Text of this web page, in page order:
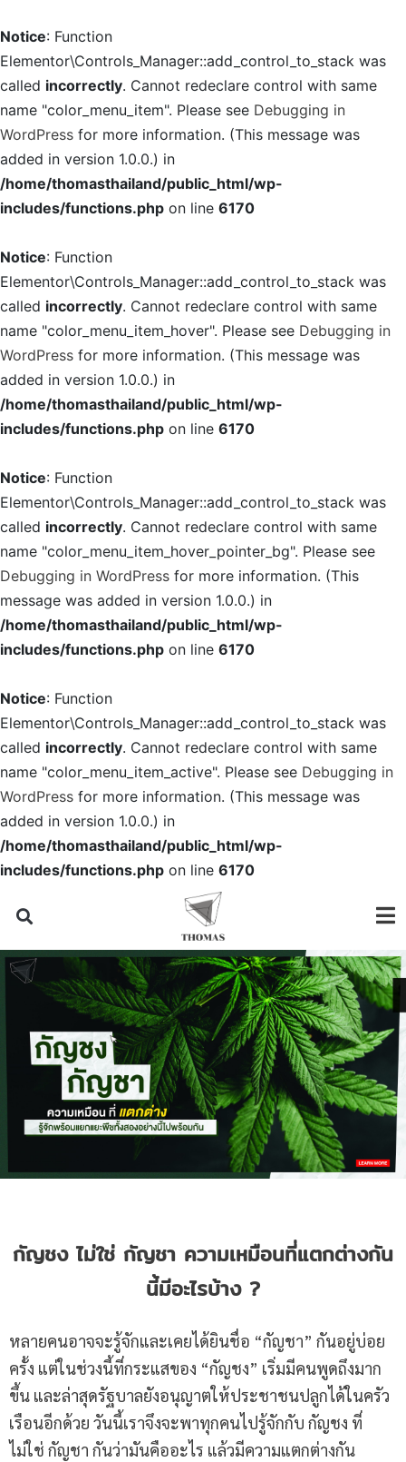
Notice: Function
Elementor\Controls_Manager::add_control_to_stack was
called incorrectly. Cannot redeclare control with same
name "color_menu_item". Please see Debugging in
WordPress for more information. (This message was
added in version 1.0.0.) in
/home/thomasthailand/public_html/wp-
includes/functions.php on line 6170
Notice: Function
Elementor\Controls_Manager::add_control_to_stack was
called incorrectly. Cannot redeclare control with same
name "color_menu_item_hover". Please see Debugging in
WordPress for more information. (This message was
added in version 1.0.0.) in
/home/thomasthailand/public_html/wp-
includes/functions.php on line 6170
Notice: Function
Elementor\Controls_Manager::add_control_to_stack was
called incorrectly. Cannot redeclare control with same
name "color_menu_item_hover_pointer_bg". Please see
Debugging in WordPress for more information. (This
message was added in version 1.0.0.) in
/home/thomasthailand/public_html/wp-
includes/functions.php on line 6170
Notice: Function
Elementor\Controls_Manager::add_control_to_stack was
called incorrectly. Cannot redeclare control with same
name "color_menu_item_active". Please see Debugging in
WordPress for more information. (This message was
added in version 1.0.0.) in
/home/thomasthailand/public_html/wp-
includes/functions.php on line 6170
กัญชง ไม่ใช่ กัญชา ความเหมือนที่แตกต่างกัน
นี้มีอะไรบ้าง ?
หลายคนอาจจะรู้จักและเคยได้ยินชื่อ “กัญชา” กันอยู่บ่อย
ครั้ง แต่ในช่วงนี้ที่กระแสของ “กัญชง” เริ่มมีคนพูดถึงมาก
ขึ้น และล่าสุดรัฐบาลยังอนุญาตให้ประชาชนปลูกได้ในครัว
เรือนอีกด้วย วันนี้เราจึงจะพาทุกคนไปรู้จักกับ กัญชง ที่
ไม่ใช่ กัญชา กันว่ามันคืออะไร แล้วมีความแตกต่างกัน